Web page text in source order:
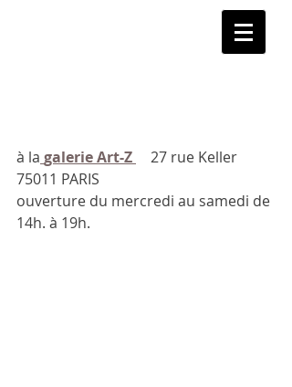
à la galerie Art-Z
27 rue Keller
75011 PARIS
ouverture du mercredi au samedi de
14h. à 19h.